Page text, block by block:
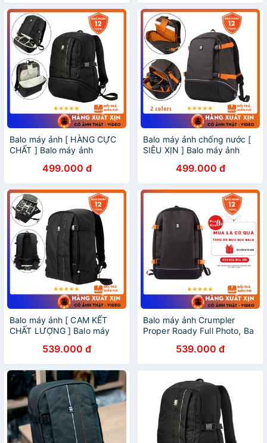
Balo máy ảnh [ HÀNG CỰC
CHẤT ] Balo máy ảnh
Photo - CAM KẾT CHẤT
LƯỢNG CHỐNG NƯỚC TỐT
499.000 đ
Balo máy ảnh chống nước [
SIÊU XỊN ] Balo máy ảnh
Photo - Vải 1000D CHỐNG
NƯỚC CHỐNG SỐC TỐT
499.000 đ
Balo máy ảnh [ CAM KẾT
CHẤT LƯỢNG ] Balo máy
Photo - Thiết kế thông minh
CHỐNG SỐC CHỐNG NƯỚC
539.000 đ
Balo máy ảnh Crumpler
Proper Roady Full Photo, Ba
Chống Nước Chống Sốc tốt
539.000 đ